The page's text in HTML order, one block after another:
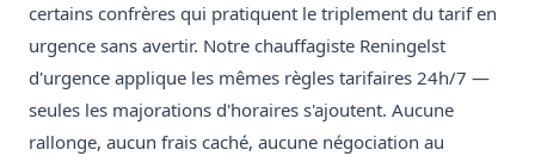
certains confrères qui pratiquent le triplement du tarif en
urgence sans avertir. Notre chauffagiste Reningelst
d'urgence applique les mêmes règles tarifaires 24h/7 —
seules les majorations d'horaires s'ajoutent. Aucune
rallonge, aucun frais caché, aucune négociation au